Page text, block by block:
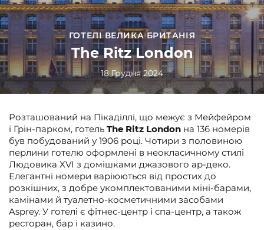
ГОТЕЛІ ВЕЛИКА БРИТАНІЯ
The Ritz London
18 Грудня 2024
Розташований на Пікаділлі, що межує з Мейфейром
і Грін-парком, готель The Ritz London на 136 номерів
був побудований у 1906 році. Чотири з половиною
перлини готелю оформлені в неокласичному стилі
Людовика XVI з домішками джазового ар-деко.
Елегантні номери варіюються від простих до
розкішних, з добре укомплектованими міні-барами,
камінами й туалетно-косметичними засобами
Asprey. У готелі є фітнес-центр і спа-центр, а також
ресторан, бар і казино.